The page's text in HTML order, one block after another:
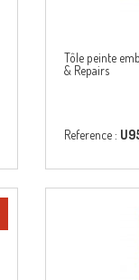
Tôle peinte
& Repairs
Reference :